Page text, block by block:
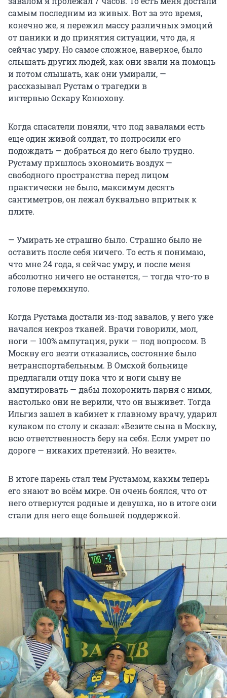
самым последним из живых. Вот за это время,
конечно же, я пережил массу различных эмоций
от паники и до принятия ситуации, что да, я
сейчас умру. Но самое сложное, наверное, было
слышать других людей, как они звали на помощь
и потом слышать, как они умирали, —
рассказывал Рустам о трагедии в
интервью Оскару Конюхову.
Когда спасатели поняли, что под завалами есть
еще один живой солдат, то попросили его
подождать — добраться до него было трудно.
Рустаму пришлось экономить воздух —
свободного пространства перед лицом
практически не было, максимум десять
сантиметров, он лежал буквально впритык к
плите.
— Умирать не страшно было. Страшно было не
оставить после себя ничего. То есть я понимаю,
что мне 24 года, я сейчас умру, и после меня
абсолютно ничего не останется, — тогда что-то в
голове перемкнуло.
Когда Рустама достали из-под завалов, у него уже
начался некроз тканей. Врачи говорили, мол,
ноги — 100% ампутация, руки — под вопросом. В
Москву его везти отказались, состояние было
нетранспортабельным. В Омской больнице
предлагали отцу пока что и ноги сыну не
ампутировать — дабы похоронить парня с ними,
настолько они не верили, что он выживет. Тогда
Ильгиз зашел в кабинет к главному врачу, ударил
кулаком по столу и сказал: «Везите сына в Москву,
всю ответственность беру на себя. Если умрет по
дороге — никаких претензий. Но везите».
В итоге парень стал тем Рустамом, каким теперь
его знают во всём мире. Он очень боялся, что от
него отвернутся родные и девушка, но в итоге они
стали для него еще большей поддержкой.